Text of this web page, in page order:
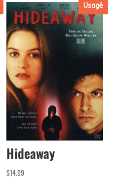
Usagé
Hideaway
$14.99